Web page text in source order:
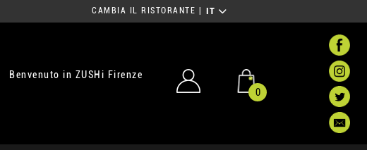
CAMBIA IL RISTORANTE IT
Benvenuto in ZUSHi Firenze
0